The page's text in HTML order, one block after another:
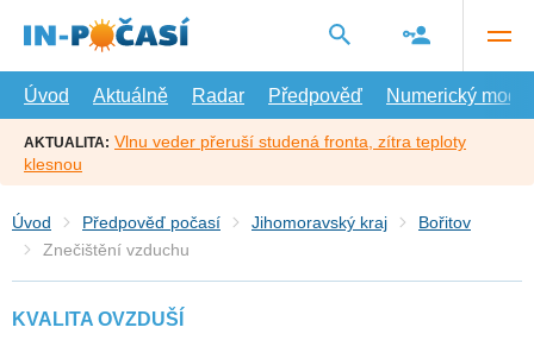
hlavní
Úvod
Aktuálně Radar Předpověď Numerický model
AKTUALITA: Vlnu veder přeruší studená fronta, zítra teploty
klesnou
Úvod Předpověď počasí Jihomoravský kraj
Bořitov
Znečištění vzduchu
KVALITA OVZDUŠÍ